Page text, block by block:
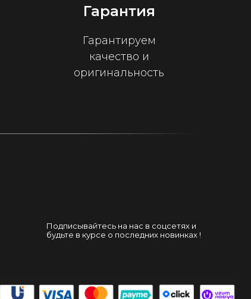
Гарантия
Гарантируем
качество и
оригинальность
Подписывайтесь на нас в соцсетях и
будьте в курсе о последних новинках !